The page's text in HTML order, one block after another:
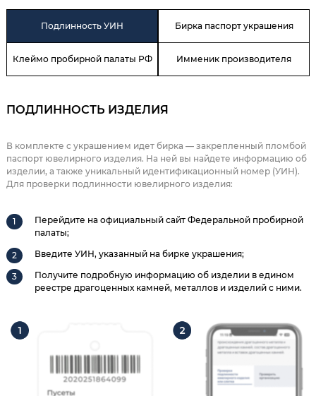
Подлинность УИН Бирка паспорт украшения
Клеймо пробирной палаты РФ Имменик производителя
ПОДЛИННОСТЬ ИЗДЕЛИЯ
В комплекте с украшением идет бирка — закрепленный пломбой
паспорт ювелирного изделия. На ней вы найдете информацию об
изделии, а также уникальный идентификационный номер (УИН).
Для проверки подлинности ювелирного изделия:
Перейдите на официальный сайт Федеральной пробирной
палаты;
Введите УИН, указанный на бирке украшения;
Получите подробную информацию об изделии в едином
реестре драгоценных камней, металлов и изделий с ними.